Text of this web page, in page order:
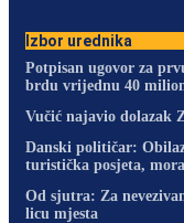
Izbor urednika
Potpisan ugovor za
brdu vrijednu 40
Vučić najavio dolazak
Danski političar:
turistička posjeta,
Od sjutra: Za
licu mjesta